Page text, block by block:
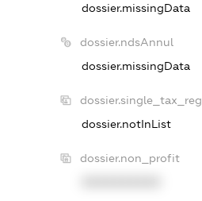
dossier.missingData
dossier.ndsAnnul
dossier.missingData
dossier.single_tax_reg
dossier.notInList
dossier.non_profit